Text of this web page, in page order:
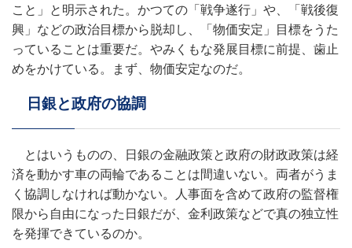
こと」と明示された。かつての「戦争遂行」や、「戦後復
興」などの政治目標から脱却し、「物価安定」目標をうた
っていることは重要だ。やみくもな発展目標に前提、歯止
めをかけている。まず、物価安定なのだ。
日銀と政府の協調
とはいうものの、日銀の金融政策と政府の財政政策は経
済を動かす車の両輪であることは間違いない。両者がうま
く協調しなければ動かない。人事面を含めて政府の監督権
限から自由になった日銀だが、金利政策などで真の独立性
を発揮できているのか。